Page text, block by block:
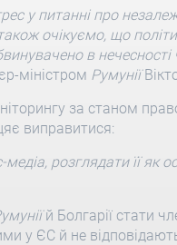
у питанні про
очікуємо, що
в нечесності
міністром Румунії
за станом
виправитися:
розглядати її як
й Болгарії стати
у ЄС й не